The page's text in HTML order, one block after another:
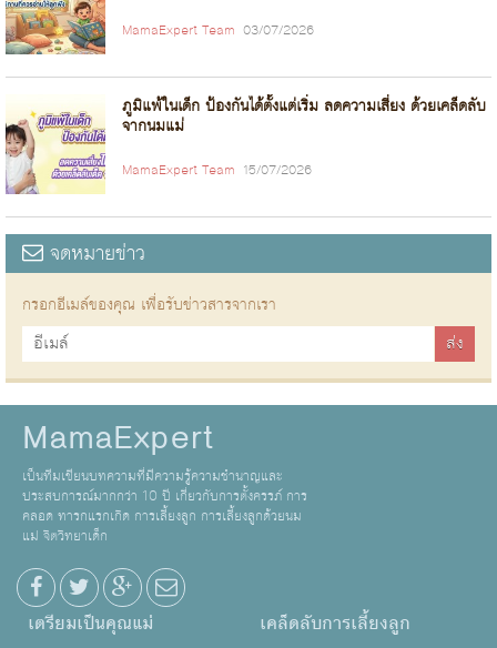
MamaExpert Team 03/07/2026
ภูมิแพ้ในเด็ก ป้องกันได้ตั้งแต่เริ่ม ลดความเสี่ยง ด้วยเคล็ดลับ
จากนมแม่
MamaExpert Team 15/07/2026
จดหมายข่าว
กรอกอีเมล์ของคุณ เพื่อรับข่าวสารจากเรา
MamaExpert
เป็นทีมเขียนบทความที่มีความรู้ความชำนาญและ
ประสบการณ์มากกว่า 10 ปี เกี่ยวกับการตั้งครรภ์ การ
คลอด ทารกแรกเกิด การเลี้ยงลูก การเลี้ยงลูกด้วยนม
แม่ จิตวิทยาเด็ก
เตรียมเป็นคุณแม่ เคล็ดลับการเลี้ยงลูก